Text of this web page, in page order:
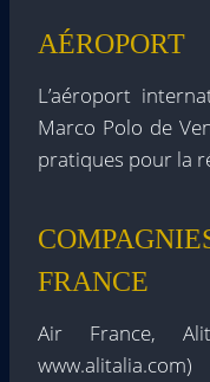
AÉROPORT
L’aéroport
Marco Polo de
pratiques pour la
FRANCE
Air France,